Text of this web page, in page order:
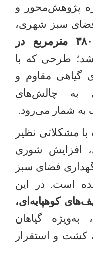
پژوهش‌محور و
فضای سبز شهری،
مترمربع در
شد؛ طرحی که با
گیاهی مقاوم و
به چالش‌های
شمار می‌رود.
با مشکلاتی نظیر
افزایش شوری
فضای سبز
است. در این
کوهپایه‌ای،
، به‌ویژه گیاهان
کشت و استقرار